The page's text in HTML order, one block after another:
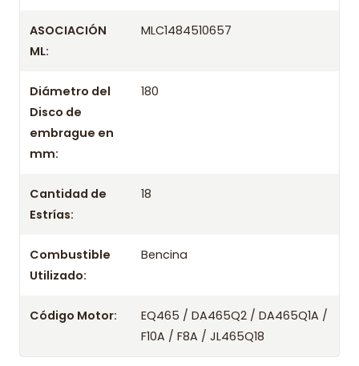
ASOCIACIÓN
ML:
MLC1484510657
Diámetro del
Disco de
embrague en
mm:
180
Cantidad de
Estrías:
18
Combustible
Utilizado:
Bencina
Código Motor:
EQ465 / DA465Q2 / DA465Q1A /
F10A / F8A / JL465Q18